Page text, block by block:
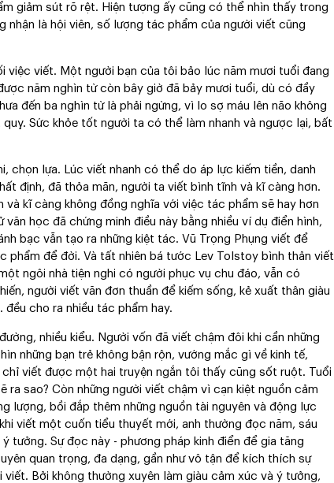
giảm sút rõ rệt. Hiện tượng ấy cũng có thể nhìn thấy trong
nhận là hội viên, số lượng tác phẩm của người viết cũng
việc viết. Một người bạn của tôi bảo lúc năm mươi tuổi đang
năm nghìn từ còn bây giờ đã bảy mươi tuổi, dù có đầy
đến ba nghìn từ là phải ngừng, vì lo sợ máu lên não không
Sức khỏe tốt người ta có thể làm nhanh và ngược lại, bất
chọn lựa. Lúc viết nhanh có thể do áp lực kiếm tiền, danh
định, đã thỏa mãn, người ta viết bình tĩnh và kĩ càng hơn.
và kĩ càng không đồng nghĩa với việc tác phẩm sẽ hay hơn
học đã chứng minh điều này bằng nhiều ví dụ điển hình,
bạc vẫn tạo ra những kiệt tác. Vũ Trọng Phụng viết để
phẩm để đời. Và tất nhiên bá tước Lev Tolstoy bình thản viết
ngôi nhà tiện nghi có người phục vụ chu đáo, vẫn có
người viết văn đơn thuần để kiếm sống, kẻ xuất thân giàu
cho ra nhiều tác phẩm hay.
nhiều kiểu. Người vốn đã viết chậm đôi khi cần những
những bạn trẻ không bận rộn, vướng mắc gì về kinh tế,
viết được một hai truyện ngắn tôi thấy cũng sốt ruột. Tuổi
ra sao? Còn những người viết chậm vì cạn kiệt nguồn cảm
lượng, bồi đắp thêm những nguồn tài nguyên và động lực
viết một cuốn tiểu thuyết mới, anh thường đọc năm, sáu
tưởng. Sự đọc này - phương pháp kinh điển để gia tăng
quan trọng, đa dạng, gần như vô tận để kích thích sự
viết. Bởi không thường xuyên làm giàu cảm xúc và ý tưởng,